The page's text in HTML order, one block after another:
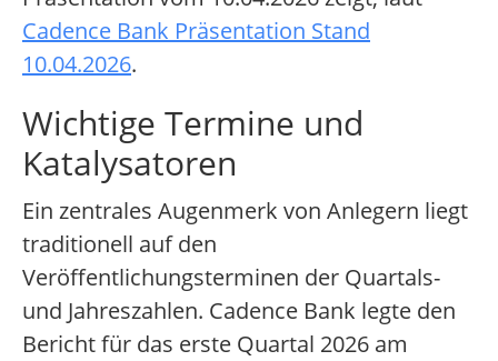
Cadence Bank Präsentation Stand
10.04.2026.
Wichtige Termine und
Katalysatoren
Ein zentrales Augenmerk von Anlegern liegt
traditionell auf den
Veröffentlichungsterminen der Quartals-
und Jahreszahlen. Cadence Bank legte den
Bericht für das erste Quartal 2026 am